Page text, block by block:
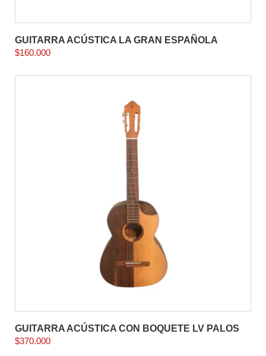
GUITARRA ACÚSTICA LA GRAN ESPAÑOLA
$160.000
GUITARRA ACÚSTICA CON BOQUETE LV PALOS
$370.000